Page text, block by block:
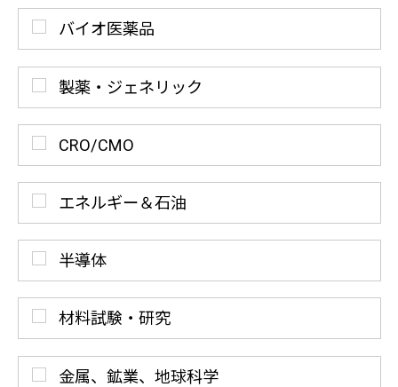
バイオ医薬品
製薬・ジェネリック
CRO/CMO
エネルギー＆石油
半導体
材料試験・研究
金属、鉱業、地球科学